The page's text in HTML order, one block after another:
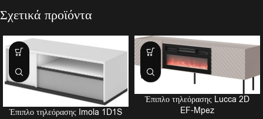
Σχετικά προϊόντα
Έπιπλο τηλεόρασης Imola 1D1S
Έπιπλο τηλεόρασης Lucca 2D
EF-Mpez